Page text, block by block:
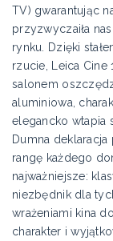
TV) gwarantując
przyzwyczaiła
rynku. Dzięki
rzucie, Leica
salonem
aluminiowa,
elegancko wtapia
Dumna
rangę każdego
najważniejsze:
niezbędnik dla
wrażeniami kina
charakter i